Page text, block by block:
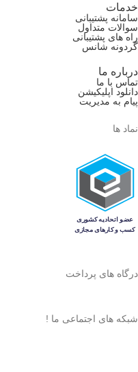
خدمات
سامانه پشتیبانی
سوالات متداول
راه های پشتیبانی
گردونه شانس
درباره ما
تماس با ما
دانلود اپلیکیشن
پیام به مدیریت
نماد ها
درگاه های پرداخت
شبکه های اجتماعی ما !